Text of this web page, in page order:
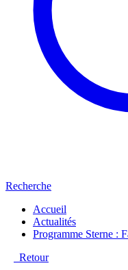
Recherche
Accueil
Actualités
Programme Sterne :
Retour